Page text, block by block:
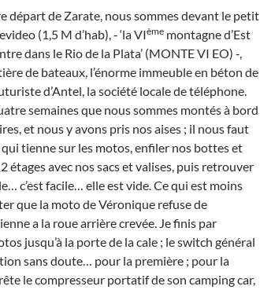
départ de Zarate, nous sommes devant le petit
(1,5 M d’hab), ‑ ‘la VIème montagne d’Est
dans le Rio de la Plata’ (MONTE VI EO) ‑,
de bateaux, l’énorme immeuble en béton de
d’Antel, la société locale de téléphone.
semaines que nous sommes montés à bord
et nous y avons pris nos aises ; il nous faut
tienne sur les motos, enfiler nos bottes et
étages avec nos sacs et valises, puis retrouver
c’est facile… elle est vide. Ce qui est moins
que la moto de Véronique refuse de
a la roue arrière crevée. Je finis par
jusqu’à la porte de la cale ; le switch général
sans doute… pour la première ; pour la
le compresseur portatif de son camping car,